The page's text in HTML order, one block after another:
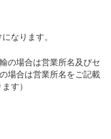
なります。
の場合は営業所名及びセ
場合は営業所名をご記載
す）